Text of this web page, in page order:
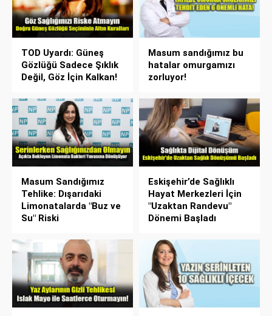
TOD Uyardı: Güneş
Gözlüğü Sadece Şıklık
Değil, Göz İçin Kalkan!
Masum sandığımız bu
hatalar omurgamızı
zorluyor!
Masum Sandığımız
Tehlike: Dışarıdaki
Limonatalarda "Buz ve
Su" Riski
Eskişehir’de Sağlıklı
Hayat Merkezleri İçin
"Uzaktan Randevu"
Dönemi Başladı